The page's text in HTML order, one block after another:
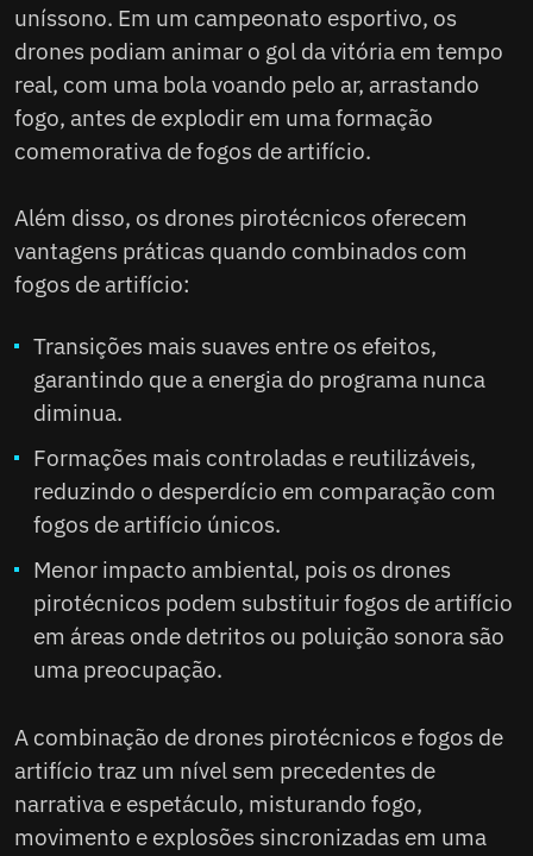
uníssono. Em um campeonato esportivo, os
drones podiam animar o gol da vitória em tempo
real, com uma bola voando pelo ar, arrastando
fogo, antes de explodir em uma formação
comemorativa de fogos de artifício.
Além disso, os drones pirotécnicos oferecem
vantagens práticas quando combinados com
fogos de artifício:
Transições mais suaves entre os efeitos,
garantindo que a energia do programa nunca
diminua.
Formações mais controladas e reutilizáveis,
reduzindo o desperdício em comparação com
fogos de artifício únicos.
Menor impacto ambiental, pois os drones
pirotécnicos podem substituir fogos de artifício
em áreas onde detritos ou poluição sonora são
uma preocupação.
A combinação de drones pirotécnicos e fogos de
artifício traz um nível sem precedentes de
narrativa e espetáculo, misturando fogo,
movimento e explosões sincronizadas em uma